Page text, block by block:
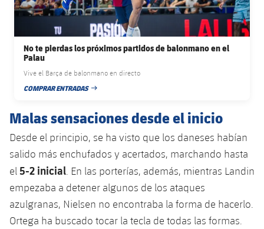
No te pierdas los próximos partidos de balonmano en el
Palau
Vive el Barça de balonmano en directo
COMPRAR ENTRADAS
FECHA DE PUBLICACIÓN
Malas sensaciones desde el inicio
Desde el principio, se ha visto que los daneses habían
salido más enchufados y acertados, marchando hasta
el 5-2 inicial . En las porterías, además, mientras Landin
empezaba a detener algunos de los ataques
azulgranas, Nielsen no encontraba la forma de hacerlo.
Ortega ha buscado tocar la tecla de todas las formas.